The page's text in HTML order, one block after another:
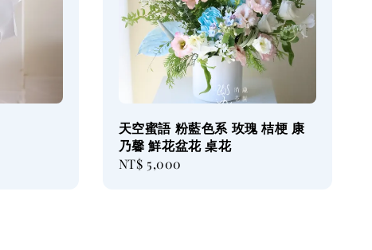
天空蜜語 粉藍色系 玫瑰 桔梗 康
乃馨 鮮花盆花 桌花
Regular
NT$ 5,000